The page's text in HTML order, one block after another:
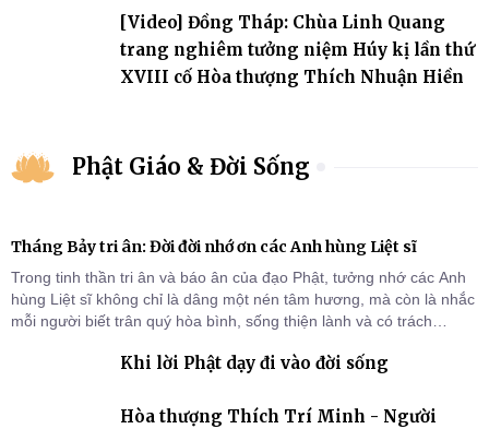
[Video] Đồng Tháp: Chùa Linh Quang
trang nghiêm tưởng niệm Húy kị lần thứ
XVIII cố Hòa thượng Thích Nhuận Hiền
Phật Giáo & Đời Sống
Tháng Bảy tri ân: Đời đời nhớ ơn các Anh hùng Liệt sĩ
Trong tinh thần tri ân và báo ân của đạo Phật, tưởng nhớ các Anh
hùng Liệt sĩ không chỉ là dâng một nén tâm hương, mà còn là nhắc
mỗi người biết trân quý hòa bình, sống thiện lành và có trách
Khi lời Phật dạy đi vào đời sống
Hòa thượng Thích Trí Minh - Người